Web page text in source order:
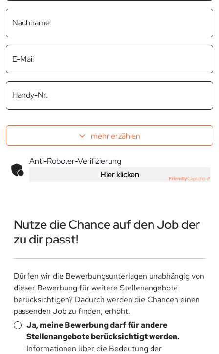
Nachname
E-Mail
Handy-Nr.
mehr erzählen
Anti-Roboter-Verifizierung
Hier klicken
FriendlyCaptcha ⇗
Nutze die Chance auf den Job der
zu dir passt!
Dürfen wir die Bewerbungsunterlagen unabhängig von
dieser Bewerbung für weitere Stellenangebote
berücksichtigen? Dadurch werden die Chancen einen
passenden Job zu finden, erhöht.
Ja, meine Bewerbung darf für andere
Stellenangebote berücksichtigt werden.
Informationen über die Bedeutung der